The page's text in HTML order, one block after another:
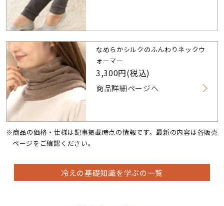
なめらかシルクのふんわりネックウ
ォーマー
3,300円(税込)
商品詳細ページへ
※商品の価格・仕様は記事掲載時点の情報です。最新の内容は各販売
ページをご確認ください。
冷えの基礎知識を学ぶの一覧